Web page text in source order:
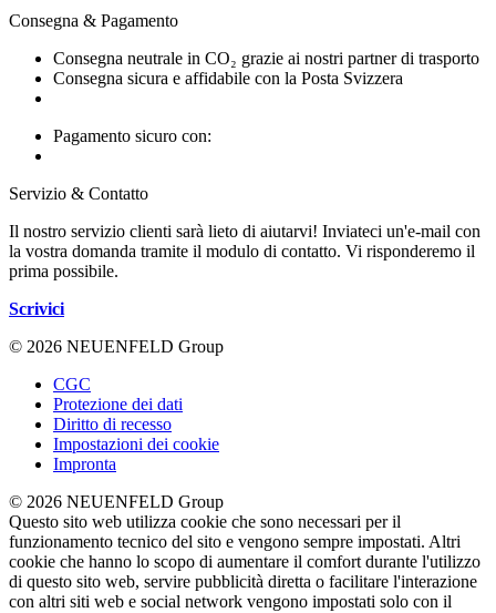
Consegna & Pagamento
Consegna neutrale in CO₂ grazie ai nostri partner di trasporto
Consegna sicura e affidabile con la Posta Svizzera
Pagamento sicuro con:
Servizio & Contatto
Il nostro servizio clienti sarà lieto di aiutarvi! Inviateci un'e-mail con
la vostra domanda tramite il modulo di contatto. Vi risponderemo il
prima possibile.
Scrivici
© 2026 NEUENFELD Group
CGC
Protezione dei dati
Diritto di recesso
Impostazioni dei cookie
Impronta
© 2026 NEUENFELD Group
Questo sito web utilizza cookie che sono necessari per il
funzionamento tecnico del sito e vengono sempre impostati. Altri
cookie che hanno lo scopo di aumentare il comfort durante l'utilizzo
di questo sito web, servire pubblicità diretta o facilitare l'interazione
con altri siti web e social network vengono impostati solo con il